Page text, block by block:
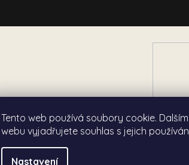
Tento web používá soubory cookie.
webu vyjadřujete souhlas s jejich
Nastavení